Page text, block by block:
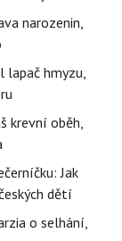
narozenin,
lapač hmyzu,
krevní oběh,
Jak
dětí
o selhání,